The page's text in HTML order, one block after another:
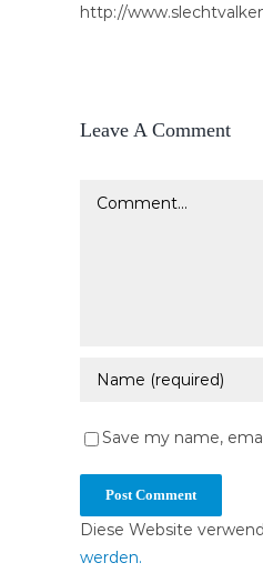
http://
Leave A Comment
Comment
Save my name,
Diese Website
werden.